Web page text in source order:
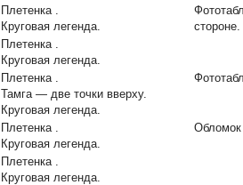
Плетенка .
Круговая легенда.
стороне.
Плетенка .
Круговая легенда.
Плетенка .
Тамга — две точки вверху.
Круговая легенда.
Плетенка .
Круговая легенда.
Плетенка .
Круговая легенда.